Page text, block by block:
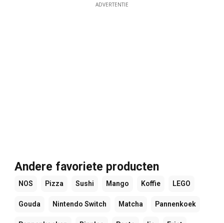
ADVERTENTIE
Andere favoriete producten
NOS Pizza Sushi Mango Koffie LEGO
Gouda Nintendo Switch Matcha Pannenkoek